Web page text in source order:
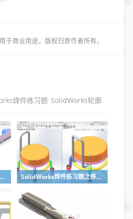
于商业用途，版权归原作者所有。
焊件练习题 SolidWorks轮廓
SolidWorks方管折弯拓展训练，你会了吗？ SolidWorks焊件练习题之移动小矮凳，思路对了就不难